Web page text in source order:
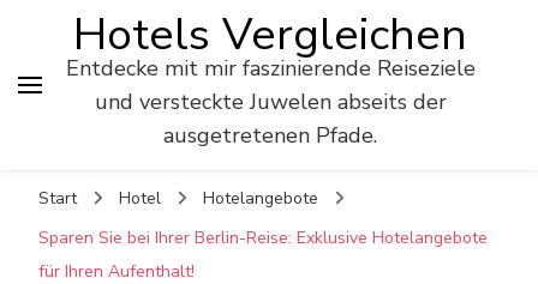
Hotels Vergleichen
Entdecke mit mir faszinierende Reiseziele
und versteckte Juwelen abseits der
ausgetretenen Pfade.
Start Hotel
Hotelangebote
Sparen Sie bei Ihrer Berlin-Reise: Exklusive Hotelangebote
für Ihren Aufenthalt!